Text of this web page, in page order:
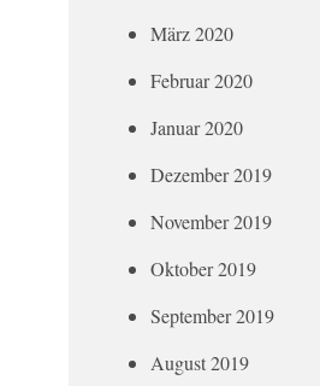
März 2020
Februar 2020
Januar 2020
Dezember 2019
November 2019
Oktober 2019
September 2019
August 2019